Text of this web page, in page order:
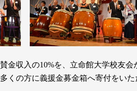
金収入の10%を、立命館大学校友
くの方に義援金募金箱へ寄付をいた